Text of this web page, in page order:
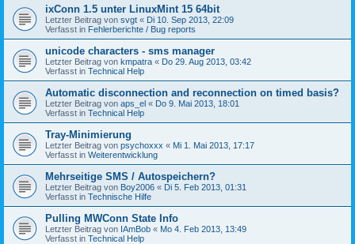
ixConn 1.5 unter LinuxMint 15 64bit
Letzter Beitrag von svgt « Di 10. Sep 2013, 22:09
Verfasst in Fehlerberichte / Bug reports
unicode characters - sms manager
Letzter Beitrag von kmpatra « Do 29. Aug 2013, 03:42
Verfasst in Technical Help
Automatic disconnection and reconnection on timed basis?
Letzter Beitrag von aps_el « Do 9. Mai 2013, 18:01
Verfasst in Technical Help
Tray-Minimierung
Letzter Beitrag von psychoxxx « Mi 1. Mai 2013, 17:17
Verfasst in Weiterentwicklung
Mehrseitige SMS / Autospeichern?
Letzter Beitrag von Boy2006 « Di 5. Feb 2013, 01:31
Verfasst in Technische Hilfe
Pulling MWConn State Info
Letzter Beitrag von IAmBob « Mo 4. Feb 2013, 13:49
Verfasst in Technical Help